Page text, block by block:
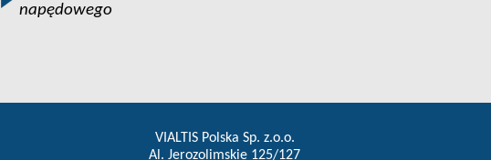
napędowego
VIALTIS Polska Sp. z.o.o.
Al. Jerozolimskie 125/127